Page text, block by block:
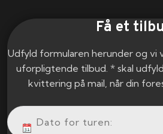
Få et
Udfyld formularen herunder og vi
uforpligtende tilbud. * skal
kvittering på mail, når din